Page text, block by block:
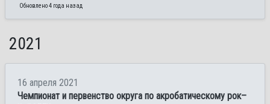
Обновлено 4 года назад
2021
16 апреля 2021
Чемпионат и первенство округа по акробатическому рок–